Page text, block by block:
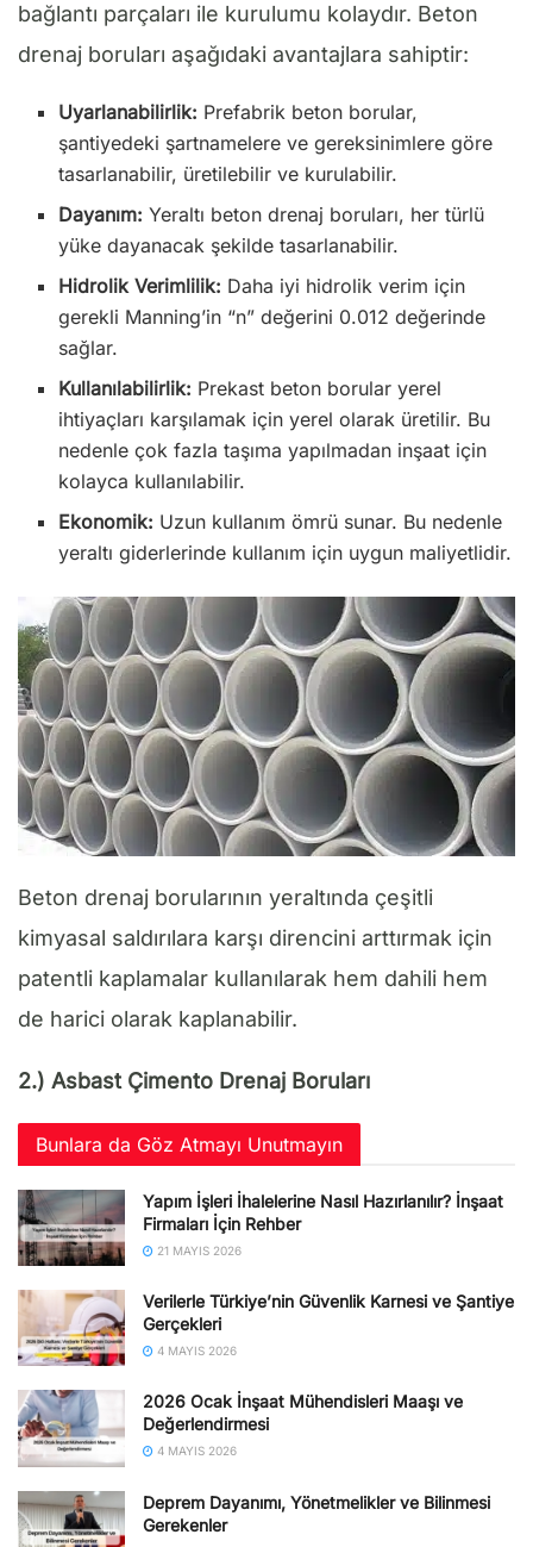
bağlantı parçaları ile kurulumu kolaydır. Beton
drenaj boruları aşağıdaki avantajlara sahiptir:
Uyarlanabilirlik: Prefabrik beton borular,
şantiyedeki şartnamelere ve gereksinimlere göre
tasarlanabilir, üretilebilir ve kurulabilir.
Dayanım:Yeraltı beton drenaj boruları, her türlü
yüke dayanacak şekilde tasarlanabilir.
Hidrolik Verimlilik: Daha iyi hidrolik verim için
gerekli Manning’in “n” değerini 0.012 değerinde
sağlar.
Kullanılabilirlik: Prekast beton borular yerel
ihtiyaçları karşılamak için yerel olarak üretilir. Bu
nedenle çok fazla taşıma yapılmadan inşaat için
kolayca kullanılabilir.
Ekonomik: Uzun kullanım ömrü sunar. Bu nedenle
yeraltı giderlerinde kullanım için uygun maliyetlidir.
Beton drenaj borularının yeraltında çeşitli
kimyasal saldırılara karşı direncini arttırmak için
patentli kaplamalar kullanılarak hem dahili hem
de harici olarak kaplanabilir.
2.) Asbast Çimento Drenaj Boruları
Bunlara da Göz Atmayı Unutmayın
Yapım İşleri İhalelerine Nasıl Hazırlanılır? İnşaat
Firmaları İçin Rehber
21 MAYIS 2026
Verilerle Türkiye’nin Güvenlik Karnesi ve Şantiye
Gerçekleri
4 MAYIS 2026
2026 Ocak İnşaat Mühendisleri Maaşı ve
Değerlendirmesi
4 MAYIS 2026
Deprem Dayanımı, Yönetmelikler ve Bilinmesi
Gerekenler